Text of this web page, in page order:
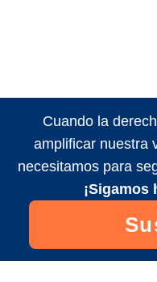
Cuando la
amplificar nuestra
necesitamos para
¡Sigamos